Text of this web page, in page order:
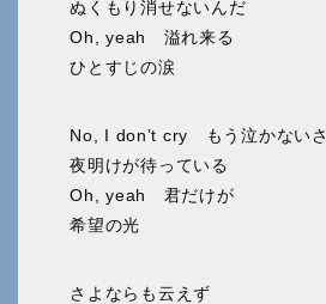
ぬくもり消せないんだ
Oh, yeah 溢れ来る
ひとすじの涙
No, I don’t cry もう泣かないさ
夜明けが待っている
Oh, yeah 君だけが
希望の光
さよならも云えず